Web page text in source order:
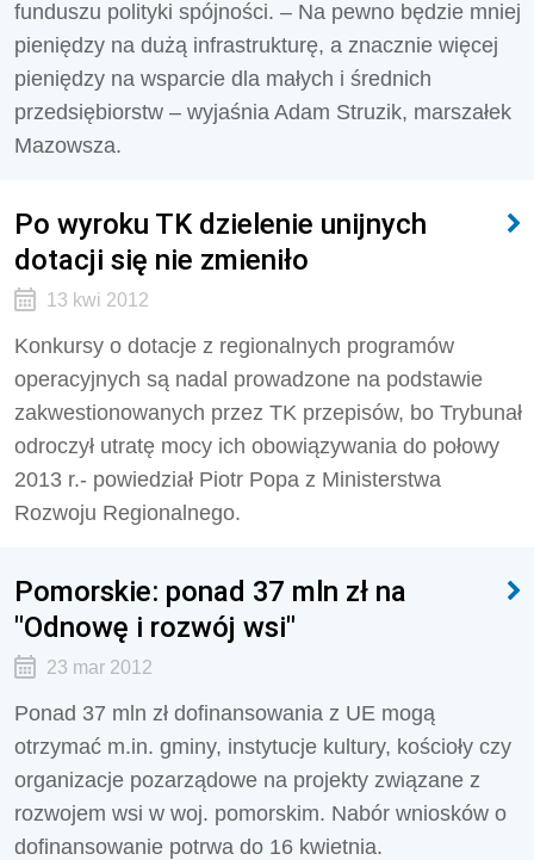
funduszu polityki spójności. – Na pewno będzie mniej
pieniędzy na dużą infrastrukturę, a znacznie więcej
pieniędzy na wsparcie dla małych i średnich
przedsiębiorstw – wyjaśnia Adam Struzik, marszałek
Mazowsza.
Po wyroku TK dzielenie unijnych
dotacji się nie zmieniło
13 kwi 2012
Konkursy o dotacje z regionalnych programów
operacyjnych są nadal prowadzone na podstawie
zakwestionowanych przez TK przepisów, bo Trybunał
odroczył utratę mocy ich obowiązywania do połowy
2013 r.- powiedział Piotr Popa z Ministerstwa
Rozwoju Regionalnego.
Pomorskie: ponad 37 mln zł na
"Odnowę i rozwój wsi"
23 mar 2012
Ponad 37 mln zł dofinansowania z UE mogą
otrzymać m.in. gminy, instytucje kultury, kościoły czy
organizacje pozarządowe na projekty związane z
rozwojem wsi w woj. pomorskim. Nabór wniosków o
dofinansowanie potrwa do 16 kwietnia.